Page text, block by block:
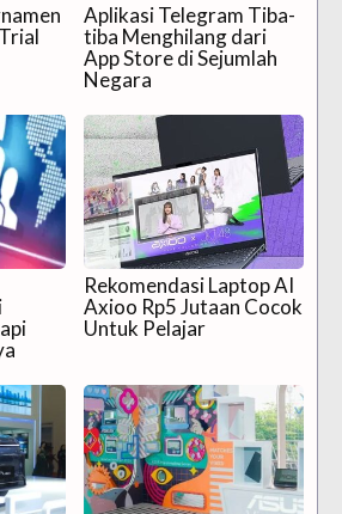
Aplikasi Telegram Tiba-
tiba Menghilang dari
App Store di Sejumlah
Negara
Rekomendasi Laptop AI
Axioo Rp5 Jutaan Cocok
Untuk Pelajar